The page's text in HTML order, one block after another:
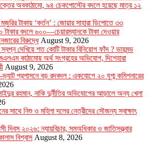
অবকাঠামো, ৯৪ চেকপোস্টের বদলে হয়েছে মাত্র ১২
টাকায় ‘কর্তন’ : জোয়ার সাহারা ডিপোতে ৩৩
টাকার বদলে ৬০০—চেয়ারম্যানকে টাকা দেওয়ার
বিরুদ্ধে August 9, 2026
দেখিয়ে শত কোটি টাকার বিনিয়োগ ফাঁদ ? ডায়মন্ড
কাঠামোয় অর্থ সংগ্রহের অভিযোগ, দিশেহারা
August 9, 2026
প্রশাসনে বড় রদবদল : একযোগে ২০ যুগ্ম কমিশনারের
রহমান, নাকি দুর্নীতির অভিযোগের আড়ালে অন্য খেলা
সাথে নিশু ও মহিলা দলের নেত্রীদের সৌজন্য স্বাক্ষাৎ
দিবস ২০২৬: ন্যায়বিচার, সমঅধিকার ও জাতিসত্ত্বার
বিশ্বাস August 8, 2026